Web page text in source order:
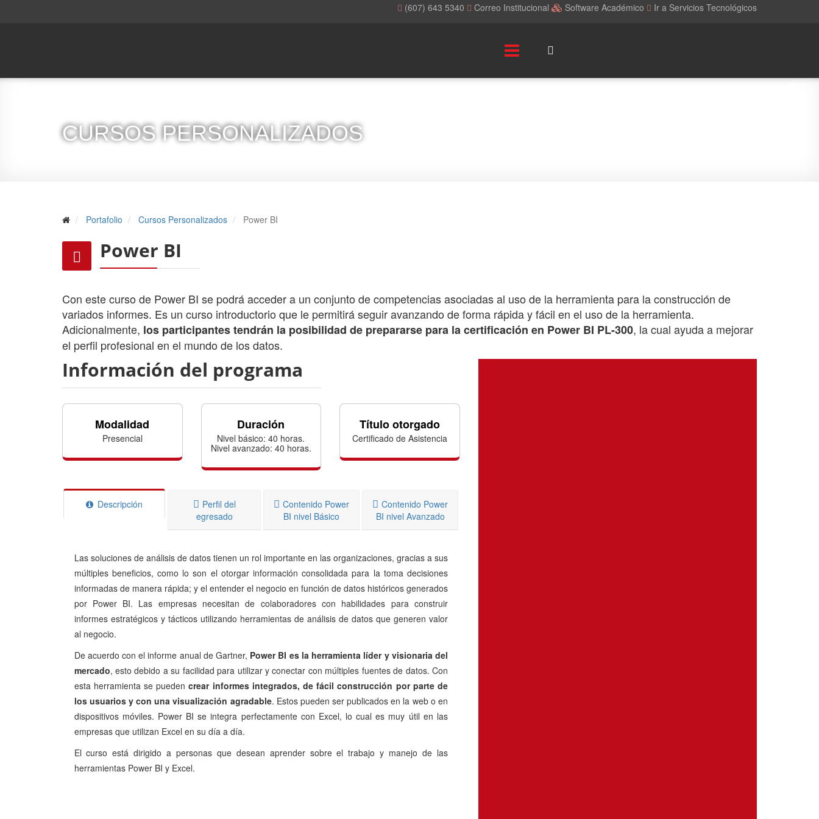
(607) 643 5340 Correo Institucional Software Académico Ir a Servicios Tecnológicos
CURSOS PERSONALIZADOS
Portafolio Cursos Personalizados Power BI
Power BI
Con este curso de Power BI se podrá acceder a un conjunto de competencias asociadas al uso de la herramienta para la construcción de
variados informes. Es un curso introductorio que le permitirá seguir avanzando de forma rápida y fácil en el uso de la herramienta.
Adicionalmente, los participantes tendrán la posibilidad de prepararse para la certificación en Power BI PL-300, la cual ayuda a mejorar
el perfil profesional en el mundo de los datos.
Información del programa
Modalidad
Presencial
Duración
Nivel básico: 40 horas.
Nivel avanzado: 40 horas.
Título otorgado
Certificado de Asistencia
Descripción
Perfil del
egresado
Contenido Power
BI nivel Básico
Contenido Power
BI nivel Avanzado
Las soluciones de análisis de datos tienen un rol importante en las organizaciones, gracias a sus
múltiples beneficios, como lo son el otorgar información consolidada para la toma decisiones
informadas de manera rápida; y el entender el negocio en función de datos históricos generados
por Power BI. Las empresas necesitan de colaboradores con habilidades para construir
informes estratégicos y tácticos utilizando herramientas de análisis de datos que generen valor
al negocio.
De acuerdo con el informe anual de Gartner, Power BI es la herramienta líder y visionaria del
mercado, esto debido a su facilidad para utilizar y conectar con múltiples fuentes de datos. Con
esta herramienta se puedencrear informes integrados, de fácil construcción por parte de
los usuarios y con una visualización agradable. Estos pueden ser publicados en la web o en
dispositivos móviles. Power BI se integra perfectamente con Excel, lo cual es muy útil en las
empresas que utilizan Excel en su día a día.
El curso está dirigido a personas que desean aprender sobre el trabajo y manejo de las
herramientas Power BI y Excel.